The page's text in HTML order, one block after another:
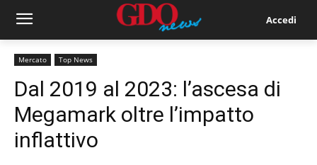
Accedi
Mercato Top News
Dal 2019 al 2023: l’ascesa di
Megamark oltre l’impatto
inflattivo